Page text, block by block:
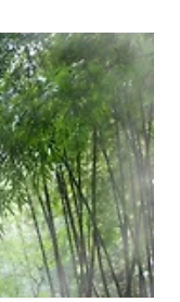
계절마다 각각의 자연
행복하다. 그리고 다
는데, 정말 한폭의 그림
의 왕유(王維) 시인이